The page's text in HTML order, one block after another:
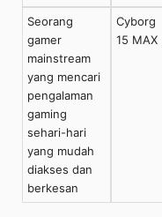
Seorang
gamer
mainstream
yang mencari
pengalaman
gaming
sehari-hari
yang mudah
diakses dan
berkesan
Cyborg
15 MAX